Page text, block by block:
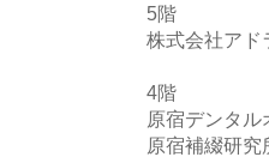
5階
株式会社ア
4階
原宿デンタ
原宿補綴研究